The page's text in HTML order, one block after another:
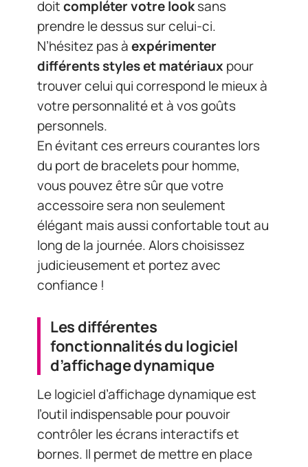
du port de bracelets pour homme,
vous pouvez être sûr que votre
accessoire sera non seulement
élégant mais aussi confortable tout au
long de la journée. Alors choisissez
judicieusement et portez avec
confiance !
Les différentes
fonctionnalités du logiciel
d’affichage dynamique
Le logiciel d’affichage dynamique est
l’outil indispensable pour pouvoir
contrôler les écrans interactifs et
une
communication digitale
et moderne. Grâce à cet outil, vous
pouvez créer du contenu adapté à
votre audience, planifier la diffusion de
vos messages ainsi que leur durée.
Le logiciel d’affichage dynamique
dispose d’un module dédié à la
création des contenus. Vous pouvez y